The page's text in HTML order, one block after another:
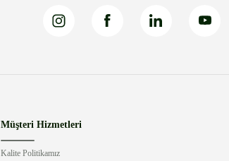
Müşteri Hizmetleri
Kalite Politikamız